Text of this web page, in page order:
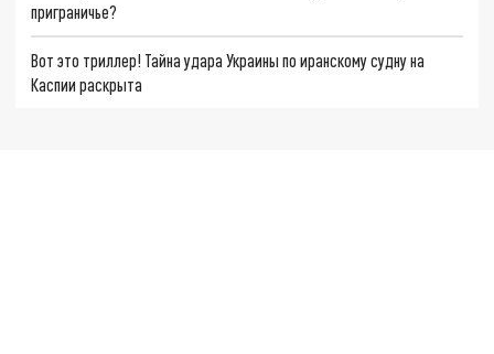
приграничье?
Вот это триллер! Тайна удара Украины по иранскому судну на
Каспии раскрыта